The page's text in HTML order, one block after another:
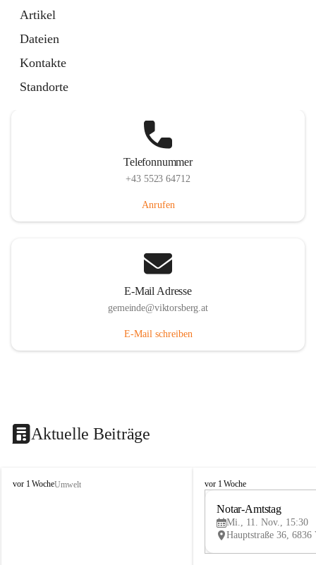
Artikel
Dateien
Kontakte
Standorte
Telefonnummer
+43 5523 64712
Anrufen
E-Mail Adresse
gemeinde@viktorsberg.at
E-Mail schreiben
Aktuelle Beiträge
V
vor 1 WocheUmwelt
V
vor 1 Woche
Notar-Amtstag
Mi., 11. Nov., 15:30